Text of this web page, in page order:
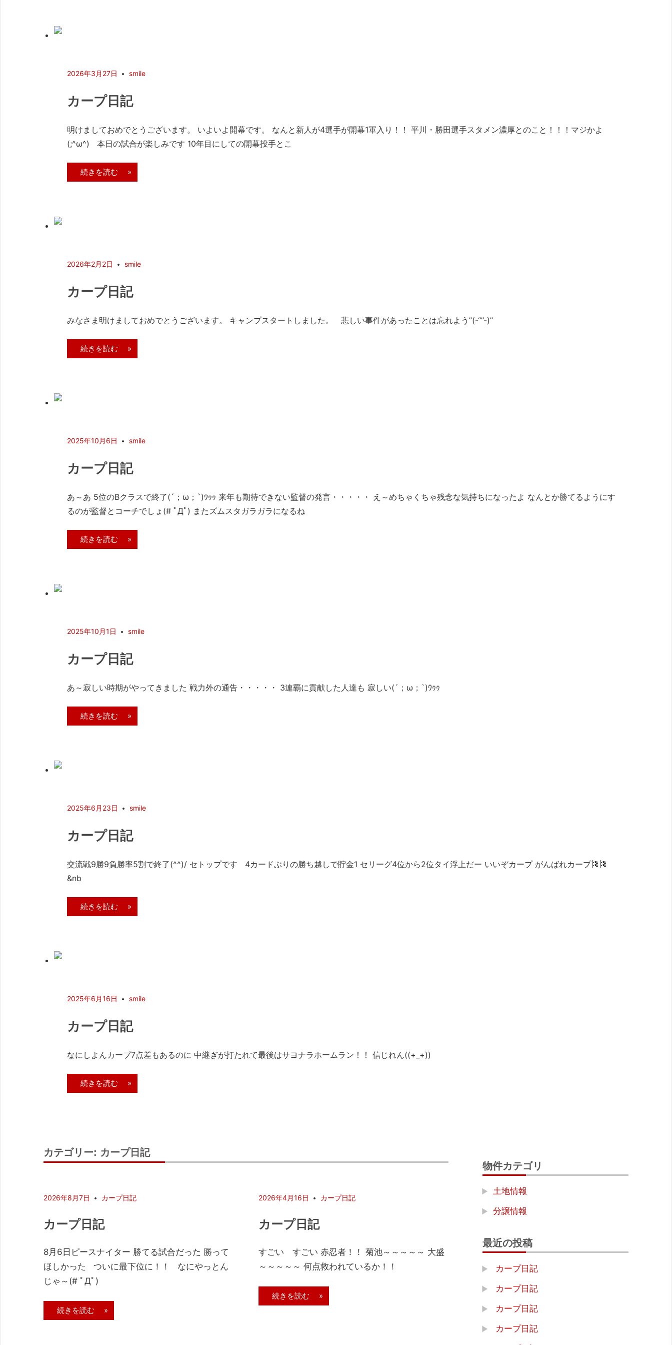
2026年3月27日 smile
カープ日記
明けましておめでとうございます。 いよいよ開幕です。 なんと新人が4選手が開幕1軍入り！！ 平川・勝田選手スタメン濃厚とのこと！！！マジかよ
(;^ω^) 本日の試合が楽しみです 10年目にしての開幕投手とこ
続きを読む »
2026年2月2日 smile
カープ日記
みなさま明けましておめでとうございます。 キャンプスタートしました。 悲しい事件があったことは忘れよう”(-“”-)”
続きを読む »
2025年10月6日 smile
カープ日記
あ～あ 5位のBクラスで終了(´；ω；`)ｳｩｩ 来年も期待できない監督の発言・・・・・ え～めちゃくちゃ残念な気持ちになったよ なんとか勝てるようにす
るのが監督とコーチでしょ(# ﾟДﾟ) またズムスタガラガラになるね
続きを読む »
2025年10月1日 smile
カープ日記
あ～寂しい時期がやってきました 戦力外の通告・・・・・ 3連覇に貢献した人達も 寂しい(´；ω；`)ｳｩｩ
続きを読む »
2025年6月23日 smile
カープ日記
交流戦9勝9負勝率5割で終了(^^)/ セトップです 4カードぶりの勝ち越しで貯金1 セリーグ4位から2位タイ浮上だー いいぞカープ がんばれカープ🎏🎏
&nb
続きを読む »
2025年6月16日 smile
カープ日記
なにしよんカープ7点差もあるのに 中継ぎが打たれて最後はサヨナラホームラン！！ 信じれん((+_+))
続きを読む »
カテゴリー: カープ日記
2026年8月7日 カープ日記
カープ日記
8月6日ピースナイター 勝てる試合だった 勝って
ほしかった ついに最下位に！！ なにやっとん
じゃ～(# ﾟДﾟ)
続きを読む »
2026年4月16日 カープ日記
カープ日記
すごい すごい 赤忍者！！ 菊池～～～～～ 大盛
～～～～～ 何点救われているか！！
続きを読む »
物件カテゴリ
土地情報
分譲情報
最近の投稿
カープ日記
カープ日記
カープ日記
カープ日記